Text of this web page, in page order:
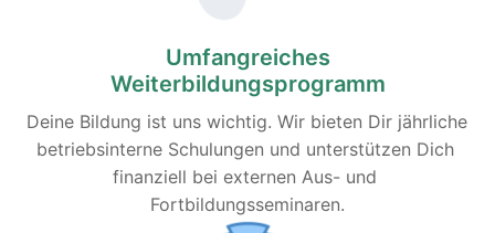
Umfangreiches
Weiterbildungsprogramm
Deine Bildung ist uns wichtig. Wir bieten Dir jährliche
betriebsinterne Schulungen und unterstützen Dich
finanziell bei externen Aus- und
Fortbildungsseminaren.